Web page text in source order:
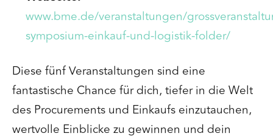
www.bme.de/veranstaltungen/
symposium-einkauf-und-logistik-folder/
Diese fünf Veranstaltungen sind eine
fantastische Chance für dich, tiefer in die Welt
des Procurements und Einkaufs einzutauchen,
wertvolle Einblicke zu gewinnen und dein